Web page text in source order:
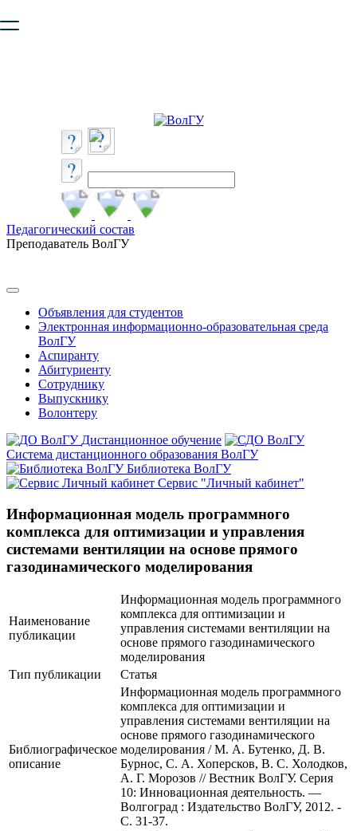
безопасную работу с сайтом. Пожалуйста
Педагогический состав
Преподаватель ВолГУ
Объявления для студентов
Электронная информационно-образовательная среда
ВолГУ
Аспиранту
Абитуриенту
Сотруднику
Выпускнику
Волонтеру
Дистанционное обучение
Система дистанционного образования ВолГУ
Библиотека ВолГУ
Сервис "Личный кабинет"
Информационная модель программного
комплекса для оптимизации и управления
системами вентиляции на основе прямого
газодинамического моделирования
Наименование
публикации
Информационная модель программного
комплекса для оптимизации и
управления системами вентиляции на
основе прямого газодинамического
моделирования
Тип публикации
Статья
Библиографическое
описание
Информационная модель программного
комплекса для оптимизации и
управления системами вентиляции на
основе прямого газодинамического
моделирования / М. А. Бутенко, Д. В.
Бурнос, С. А. Хоперсков, В. С. Холодков,
А. Г. Морозов // Вестник ВолГУ. Серия
10: Инновационная деятельность. —
Волгоград : Издательство ВолГУ, 2012. -
С. 31-37.